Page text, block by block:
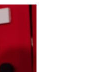
d’alliance
secrète